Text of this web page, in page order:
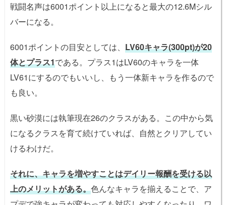
戦闘名声は6001ポイント以上になると最大の12.6Mシル
バーになる。
6001ポイントの目安としては、 LV60キャラ(300pt)が20
体とプラス1である。プラス1はLV60のキャラを一体
LV61にするのでもいいし、もう一体新キャラを作るので
も良い。
黒い砂漠には執筆現在26のクラスがある。この中から気
になるクラスを育て続けていれば、自然とクリアしてい
けるわけだ。
それに、キャラを増やすことはデイリー報酬を受ける以
上のメリットがある。色んなキャラを揃えることで、ア